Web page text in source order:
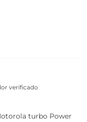
verificado
turbo Power